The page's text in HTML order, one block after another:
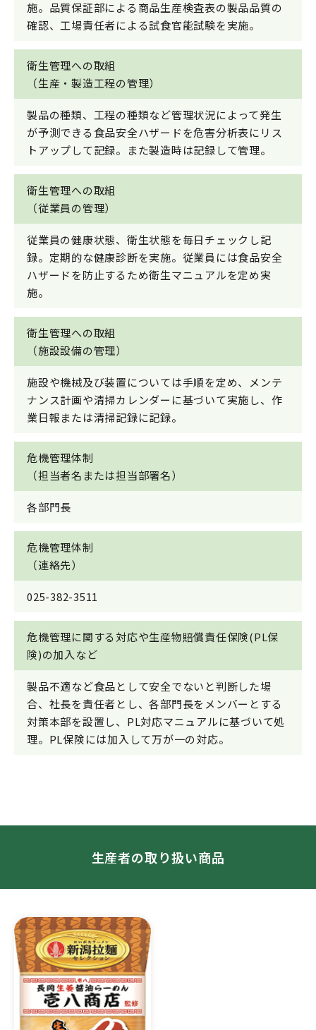
施。品質保証部による商品生産検査表の製品品質の
確認、工場責任者による試食官能試験を実施。
衛生管理への取組
（生産・製造工程の管理）
製品の種類、工程の種類など管理状況によって発生
が予測できる食品安全ハザードを危害分析表にリス
トアップして記録。また製造時は記録して管理。
衛生管理への取組
（従業員の管理）
従業員の健康状態、衛生状態を毎日チェックし記
録。定期的な健康診断を実施。従業員には食品安全
ハザードを防止するため衛生マニュアルを定め実
施。
衛生管理への取組
（施設設備の管理）
施設や機械及び装置については手順を定め、メンテ
ナンス計画や清掃カレンダーに基づいて実施し、作
業日報または清掃記録に記録。
危機管理体制
（担当者名または担当部署名）
各部門長
危機管理体制
（連絡先）
025-382-3511
危機管理に関する対応や生産物賠償責任保険(PL保
険)の加入など
製品不適など食品として安全でないと判断した場
合、社長を責任者とし、各部門長をメンバーとする
対策本部を設置し、PL対応マニュアルに基づいて処
理。PL保険には加入して万が一の対応。
生産者の取り扱い商品